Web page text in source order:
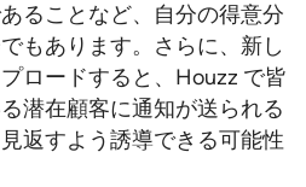
ることなど、自分の得意分
もあります。さらに、新し
ロードすると、Houzz で皆
潜在顧客に通知が送られる
返すよう誘導できる可能性